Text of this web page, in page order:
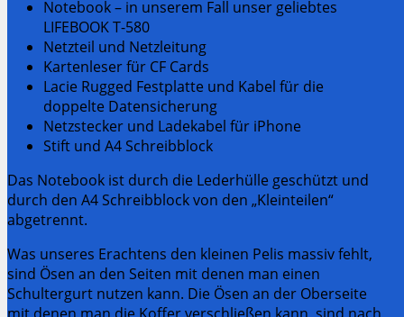
Notebook – in unserem Fall unser geliebtes
LIFEBOOK T-580
Netzteil und Netzleitung
Kartenleser für CF Cards
Lacie Rugged Festplatte und Kabel für die
doppelte Datensicherung
Netzstecker und Ladekabel für iPhone
Stift und A4 Schreibblock
Das Notebook ist durch die Lederhülle geschützt und
durch den A4 Schreibblock von den „Kleinteilen“
abgetrennt.
Was unseres Erachtens den kleinen Pelis massiv fehlt,
sind Ösen an den Seiten mit denen man einen
Schultergurt nutzen kann. Die Ösen an der Oberseite